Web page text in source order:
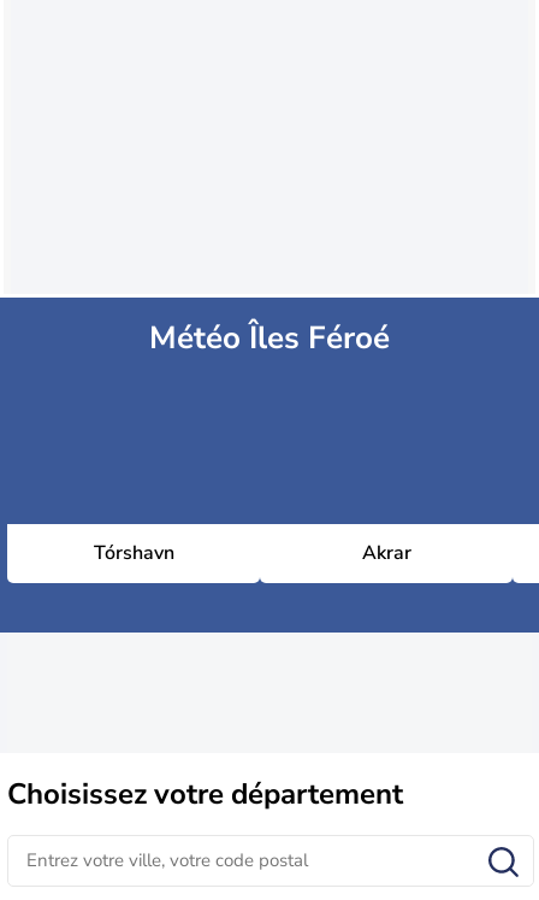
Météo Îles Féroé
Tórshavn Akrar
Choisissezvotre département